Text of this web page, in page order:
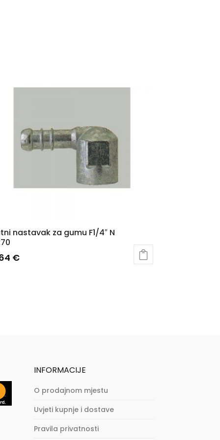
nastavak za gumu F1/4″ N
€
INFORMACIJE
O prodajnom mjestu
Uvjeti kupnje i dostave
Pravila privatnosti